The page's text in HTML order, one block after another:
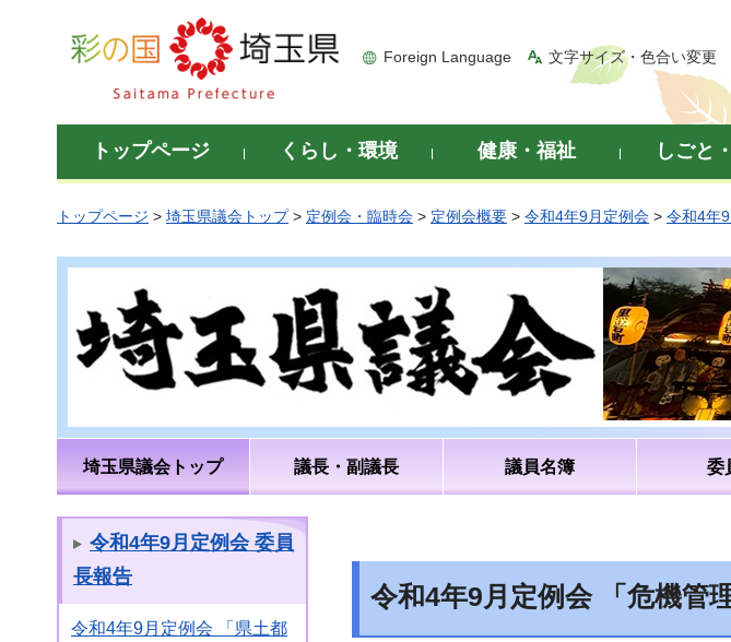
彩の国 埼玉県
Foreign Language 文字サイズ・色合い変更
トップページ くらし・環境 健康・福祉 しごと
トップページ > 埼玉県議会トップ> 定例会・臨時会 > 定例会概要 > 令和4年9月定例会 > 令和4年
埼玉県議会トップ 議長・副議長 議員名簿 委
令和4年9月定例会 委員
長報告
令和4年9月定例会 「県土都
令和4年9月定例会 「危機管